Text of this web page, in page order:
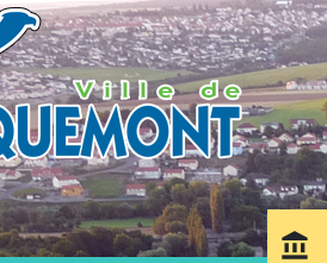
account_balance